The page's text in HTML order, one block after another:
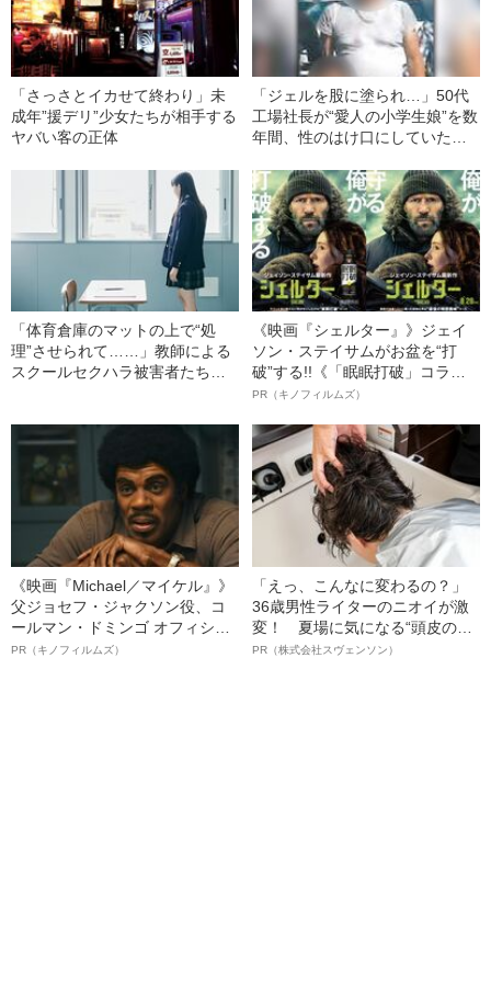
「さっさとイカせて終わり」未
成年”援デリ”少女たちが相手する
ヤバい客の正体
「ジェルを股に塗られ…」50代
工場社長が“愛人の小学生娘”を数
年間、性のはけ口にしていた卑
性交》
「体育倉庫のマットの上で“処
理”させられて……」教師による
スクールセクハラ被害者たちが
《映画『シェルター』》ジェイ
ソン・ステイサムがお盆を“打
破”する!!《「眠眠打破」コラ
ボ》
PR（キノフィルムズ）
《映画『Michael／マイケル』》
父ジョセフ・ジャクソン役、コ
ールマン・ドミンゴ オフィシャ
ルインタビュー“観客を魅了した
PR（キノフィルムズ）
「えっ、こんなに変わるの？」
36歳男性ライターのニオイが激
変！ 夏場に気になる“頭皮のニ
オイ”や“ベタつき”を解消す
PR（株式会社スヴェンソン）